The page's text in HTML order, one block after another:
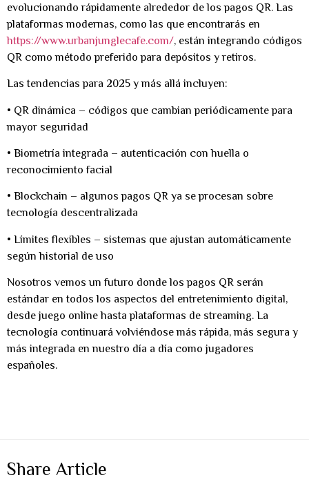
evolucionando rápidamente alrededor de los pagos QR. Las
plataformas modernas, como las que encontrarás en
https://www.urbanjunglecafe.com/, están integrando códigos
QR como método preferido para depósitos y retiros.
Las tendencias para 2025 y más allá incluyen:
• QR dinámica – códigos que cambian periódicamente para
mayor seguridad
• Biometría integrada – autenticación con huella o
reconocimiento facial
• Blockchain – algunos pagos QR ya se procesan sobre
tecnología descentralizada
• Límites flexibles – sistemas que ajustan automáticamente
según historial de uso
Nosotros vemos un futuro donde los pagos QR serán
estándar en todos los aspectos del entretenimiento digital,
desde juego online hasta plataformas de streaming. La
tecnología continuará volviéndose más rápida, más segura y
más integrada en nuestro día a día como jugadores
españoles.
Share Article